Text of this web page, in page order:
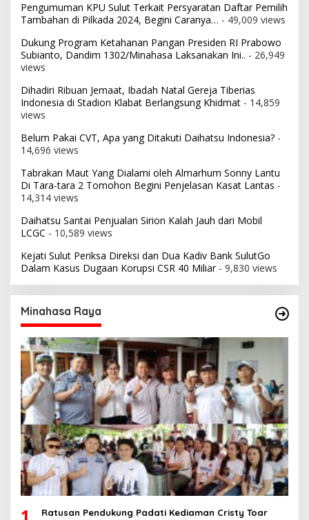
Pengumuman KPU Sulut Terkait Persyaratan Daftar Pemilih
Tambahan di Pilkada 2024, Begini Caranya… - 49,009 views
Dukung Program Ketahanan Pangan Presiden RI Prabowo
Subianto, Dandim 1302/Minahasa Laksanakan Ini.. - 26,949
views
Dihadiri Ribuan Jemaat, Ibadah Natal Gereja Tiberias
Indonesia di Stadion Klabat Berlangsung Khidmat - 14,859
views
Belum Pakai CVT, Apa yang Ditakuti Daihatsu Indonesia? -
14,696 views
Tabrakan Maut Yang Dialami oleh Almarhum Sonny Lantu
Di Tara-tara 2 Tomohon Begini Penjelasan Kasat Lantas -
14,314 views
Daihatsu Santai Penjualan Sirion Kalah Jauh dari Mobil
LCGC - 10,589 views
Kejati Sulut Periksa Direksi dan Dua Kadiv Bank SulutGo
Dalam Kasus Dugaan Korupsi CSR 40 Miliar- 9,830 views
Minahasa Raya
Ratusan Pendukung Padati Kediaman Cristy Toar